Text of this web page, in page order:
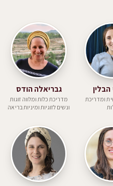
הבלין
ומדריכת
גבריאלה הודס
מדריכת כלות ומלווה זוגות
ונשים לזוגיות ומיניות בריאה